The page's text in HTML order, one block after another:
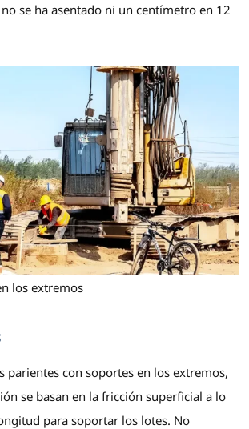
se ha asentado ni un centímetro en 12
los extremos
parientes con soportes en los extremos,
se basan en la fricción superficial a lo
para soportar los lotes. No